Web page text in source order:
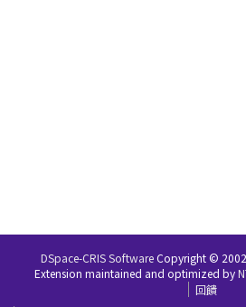
DSpace-CRIS SoftwareCopyright ©
Extension maintained and optimized by
回饋